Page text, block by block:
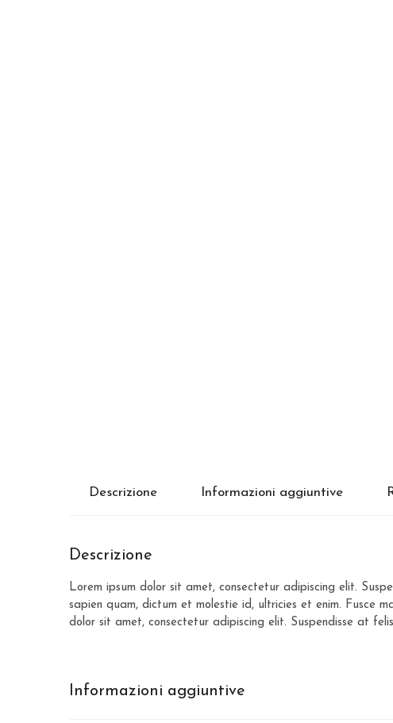
Descrizione Informazioni aggiuntive
Descrizione
Lorem ipsum dolor sit amet, consectetur adipiscing elit.
sapien quam, dictum et molestie id, ultricies et enim. Fusce
dolor sit amet, consectetur adipiscing elit. Suspendisse at
Informazioni aggiuntive